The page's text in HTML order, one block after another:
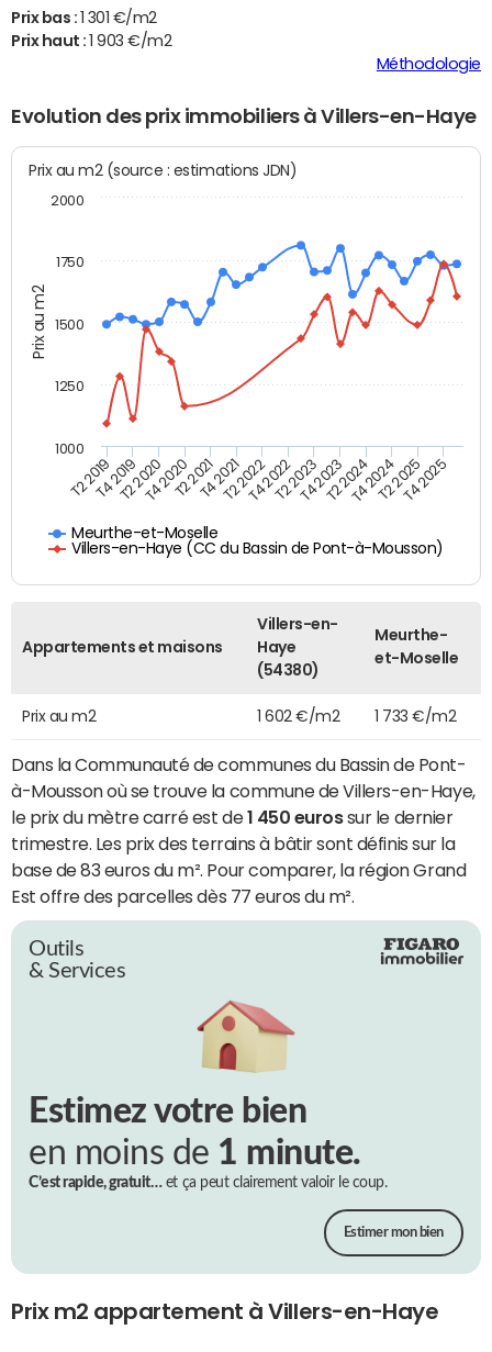
Prix bas :
1 301 €/m2
Prix haut :
1 903 €/m2
Méthodologie
Evolution des prix immobiliers à Villers-en-Haye
Prix au m2
Prix au m2 (source : estimations JDN)
Meurthe-et-Moselle
Villers-en-Haye (CC du Bassin de Pont-à-Mousson)
T2 2019T4 2019T2 2020T4 2020T2 2021T4 2021T2 2022T4 2022T2 2023T4 2023T2 2024T4 2024T2 2025T4 2025
1000
2000
1250
1500
1750
Appartements et maisons
Villers-en-
Haye
(54380)
Meurthe-
et-Moselle
Prix au m2 1 602 €/m2 1 733 €/m2
Dans la Communauté de communes du Bassin de Pont-
à-Mousson où se trouve la commune de Villers-en-Haye,
le prix du mètre carré est de1 450 eurossur le dernier
trimestre. Les prix des terrains à bâtir sont définis sur la
base de 83 euros du m². Pour comparer, la région Grand
Est offre des parcelles dès 77 euros du m².
Outils
& Services
Estimez votre bien
en moins de 1 minute.
C’est rapide, gratuit…et ça peut clairement valoir le coup.
Estimer mon bien
Prix m2 appartement à Villers-en-Haye